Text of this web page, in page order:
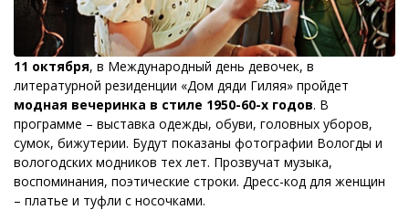
11 октября, в Международный день девочек, в
литературной резиденции «Дом дяди Гиляя» пройдет
модная вечеринка в стиле 1950-60-х годов. В
программе – выставка одежды, обуви, головных уборов,
сумок, бижутерии. Будут показаны фотографии Вологды и
вологодских модников тех лет. Прозвучат музыка,
воспоминания, поэтические строки. Дресс-код для женщин
– платье и туфли с носочками.